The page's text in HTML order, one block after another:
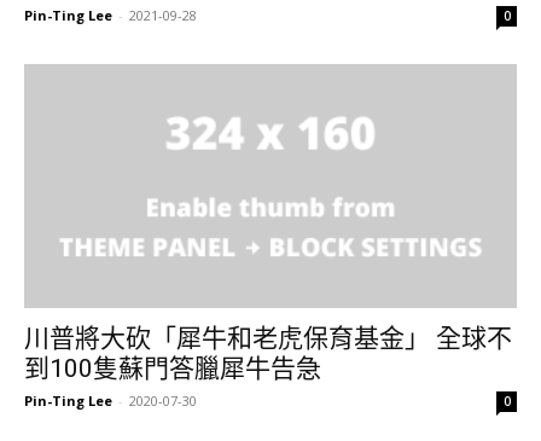
Pin-Ting Lee - 2021-09-28 0
川普將大砍「犀牛和老虎保育基金」 全球不
到100隻蘇門答臘犀牛告急
Pin-Ting Lee - 2020-07-30 0